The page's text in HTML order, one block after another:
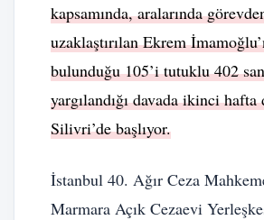
kapsamında, aralarında
uzaklaştırılan Ekrem
bulunduğu 105’i tutuklu 402
yargılandığı davada ikinci hafta
Silivri’de başlıyor.
İstanbul 40. Ağır Ceza
Marmara Açık Cezaevi